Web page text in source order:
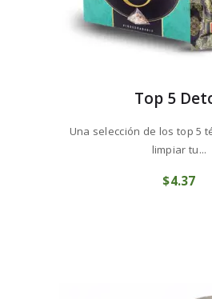
Top 5
Una selección de los top 5
limpiar tu...
$4 37